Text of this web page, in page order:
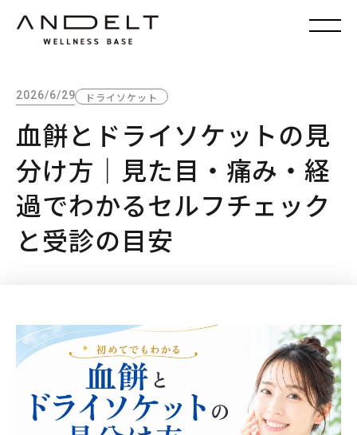
2026/6/29 ドライソケット
血餅とドライソケットの見
分け方｜見た目・痛み・経
過でわかるセルフチェック
と受診の目安